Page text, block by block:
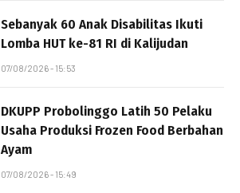
Sebanyak 60 Anak Disabilitas Ikuti
Lomba HUT ke-81 RI di Kalijudan
07/08/2026 - 15:53
DKUPP Probolinggo Latih 50 Pelaku
Usaha Produksi Frozen Food Berbahan
Ayam
07/08/2026 - 15:49